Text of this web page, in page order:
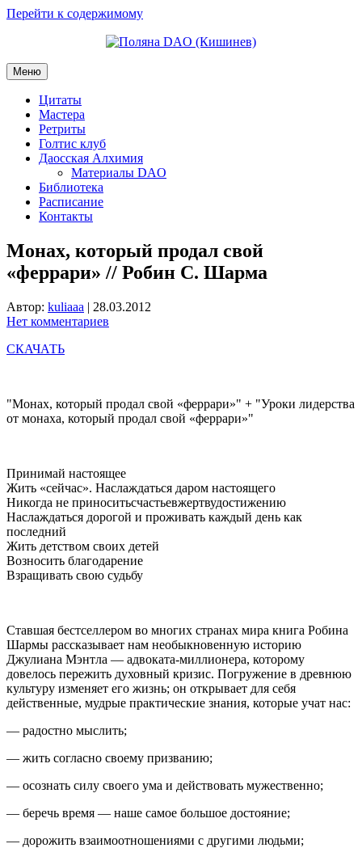
Перейти к содержимому
Меню
Цитаты
Мастера
Ретриты
Голтис клуб
Даосская Алхимия
Материалы DAO
Библиотека
Расписание
Контакты
Монах, который продал свой
«феррари» // Робин С. Шарма
Автор: kuliaaa | 28.03.2012
Нет комментариев
СКАЧАТЬ
"Монах, который продал свой «феррари»" + "Уроки лидерства
от монаха, который продал свой «феррари»"
Принимай настоящее
Жить «сейчас». Наслаждаться даром настоящего
Никогда не приноситьсчастьевжертвудостижению
Наслаждаться дорогой и проживать каждый день как
последний
Жить детством своих детей
Возносить благодарение
Взращивать свою судьбу
Ставшая бестселлером во многих странах мира книга Робина
Шармы рассказывает нам необыкновенную историю
Джулиана Мэнтла — адвоката‑миллионера, которому
довелось пережить духовный кризис. Погружение в древнюю
культуру изменяет его жизнь; он открывает для себя
действенные, мудрые практические знания, которые учат нас:
— радостно мыслить;
— жить согласно своему призванию;
— осознать силу своего ума и действовать мужественно;
— беречь время — наше самое большое достояние;
— дорожить взаимоотношениями с другими людьми;